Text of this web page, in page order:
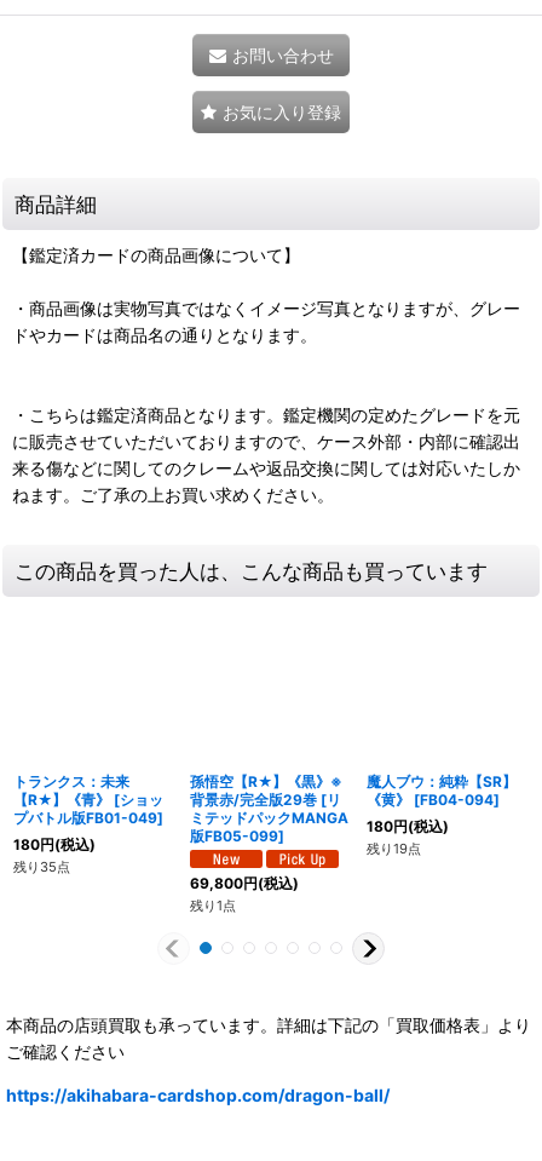
お問い合わせ
お気に入り登録
商品詳細
【鑑定済カードの商品画像について】
・商品画像は実物写真ではなくイメージ写真となりますが、グレー
ドやカードは商品名の通りとなります。
・こちらは鑑定済商品となります。鑑定機関の定めたグレードを元
に販売させていただいておりますので、ケース外部・内部に確認出
来る傷などに関してのクレームや返品交換に関しては対応いたしか
ねます。ご了承の上お買い求めください。
この商品を買った人は、こんな商品も買っています
トランクス：未来
【R★】《青》
[ショッ
プバトル版FB01-049]
180円(税込)
残り35点
孫悟空【R★】《黒》※
背景赤/完全版29巻 [リ
ミテッドパックMANGA
版FB05-099]
69,800円(税込)
残り1点
魔人ブウ：純粋【SR】
《黄》
[FB04-094]
180円(税込)
残り19点
本商品の店頭買取も承っています。詳細は下記の「買取価格表」より
ご確認ください
https://akihabara-cardshop.com/dragon-ball/